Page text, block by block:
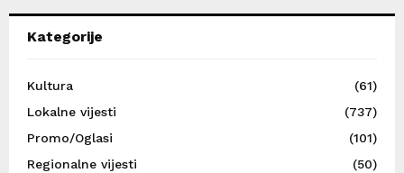
Kategorije
Kultura
(61)
Lokalne vijesti
(737)
Promo/Oglasi
(101)
Regionalne vijesti
(50)